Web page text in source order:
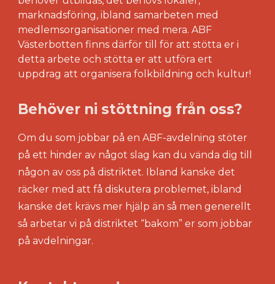
marknadsföring, ibland samarbeten med
medlemsorganisationer med mera. ABF
Västerbotten finns därför till för att stötta er i
detta arbete ochstötta er att utföra ert
uppdrag att organisera folkbildning och kultur!
Behöver ni stöttning från oss?
Om du som jobbar på en ABF-avdelning stöter
på ett hinder av något slag kan du vända dig till
någon av oss på distriktet. Ibland kanske det
räcker med att få diskutera problemet, ibland
kanske det krävs mer hjälp än så men generellt
så arbetar vi på distriktet “bakom” er som jobbar
på avdelningar.